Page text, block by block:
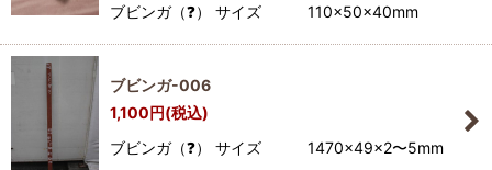
ブビンガ（❓） サイズ 110×50×40mm
ブビンガ-006
1,100円(税込)
ブビンガ（❓） サイズ 1470×49×2〜5mm